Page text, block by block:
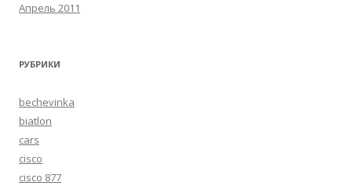
Апрель 2011
РУБРИКИ
bechevinka
biatlon
cars
cisco
cisco 877